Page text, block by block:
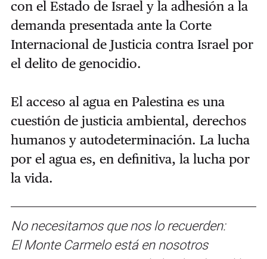
con el Estado de Israel y la adhesión a la
demanda presentada ante la Corte
Internacional de Justicia contra Israel por
el delito de genocidio.
El acceso al agua en Palestina es una
cuestión de justicia ambiental, derechos
humanos y autodeterminación. La lucha
por el agua es, en definitiva, la lucha por
la vida.
No necesitamos que nos lo recuerden:
El Monte Carmelo está en nosotros